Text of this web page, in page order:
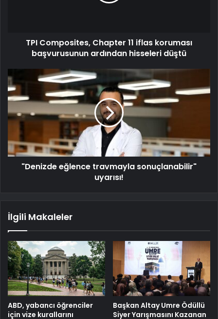
TPI Composites, Chapter 11 iflas koruması
başvurusunun ardından hisseleri düştü
"Denizde eğlence travmayla sonuçlanabilir"
uyarısı!
İlgili Makaleler
ABD, yabancı öğrenciler
için vize kurallarını
Başkan Altay Umre Ödüllü
Siyer Yarışmasını Kazanan